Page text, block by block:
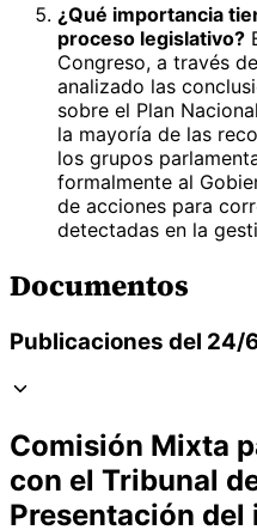
¿Qué importancia
proceso legislativo?
Congreso, a través
analizado las
sobre el Plan
la mayoría de las
los grupos
formalmente al
de acciones para
detectadas en la
Documentos
Publicaciones del 24/
Comisión Mixta
con el Tribunal
Presentación del